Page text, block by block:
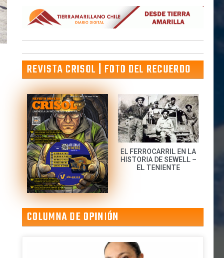
REVISTA CRISOL | FOTO DEL RECUERDO
EL FERROCARRIL EN LA
HISTORIA DE SEWELL –
EL TENIENTE
COLUMNA DE OPINIÓN